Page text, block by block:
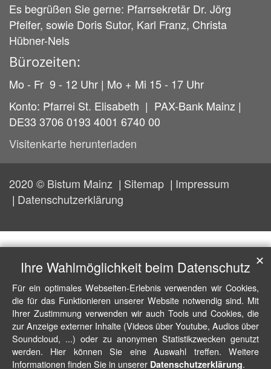
Es begrüßen Sie gerne: Pfarrsekretär Dr. Jörg
Pfeifer, sowie Doris Sutor, Karl Franz, Christa
Hübner-Nels
Bürozeiten:
Mo - Fr 9 - 12 Uhr | Mo + Mi 15 - 17 Uhr
Konto: Pfarrei St. Elisabeth | PAX-Bank Mainz |
DE33 3706 0193 4001 6740 00
Visitenkarte herunterladen
2020 © Bistum Mainz Sitemap
Impressum
Datenschutzerklärung
Ihre Wahlmöglichkeit beim Datenschutz
Für ein optimales Webseiten-Erlebnis verwenden wir Cookies,
die für das Funktionieren unserer Website notwendig sind. Mit
Ihrer Zustimmung verwenden wir auch Tools und Cookies, die
zur Anzeige externer Inhalte (Videos über Youtube, Audios über
Soundcloud, ...) oder zu anonymen Statistikzwecken genutzt
werden. Hier können Sie eine Auswahl treffen. Weitere
Informationen finden Sie in unserer Datenschutzerklärung.
✕